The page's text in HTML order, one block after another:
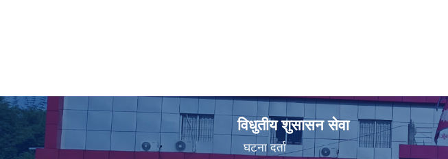
विधुतीय शुसासन सेवा
घटना दर्ता